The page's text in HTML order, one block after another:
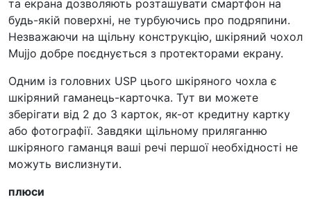
та екрана дозволяють розташувати смартфон на
будь-якій поверхні, не турбуючись про подряпини.
Незважаючи на щільну конструкцію, шкіряний чохол
Mujjo добре поєднується з протекторами екрану.
Одним із головних USP цього шкіряного чохла є
шкіряний гаманець-карточка. Тут ви можете
зберігати від 2 до 3 карток, як-от кредитну картку
або фотографії. Завдяки щільному приляганню
шкіряного гаманця ваші речі першої необхідності не
можуть вислизнути.
плюси